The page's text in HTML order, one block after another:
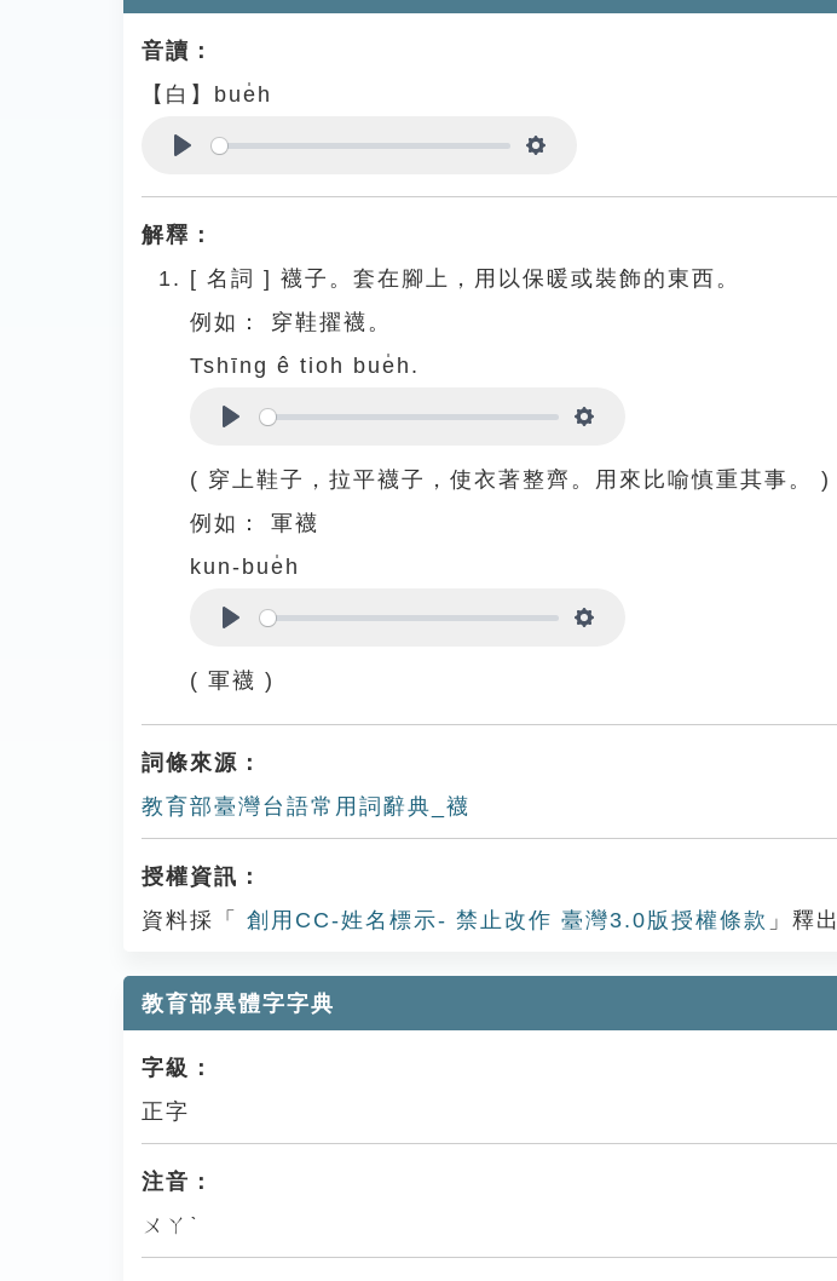
音讀：
【白】bue̍h
解釋：
[ 名詞 ] 襪子。套在腳上，用以保暖或裝飾的東西。
例如：
穿鞋擢襪。
Tshīng ê tioh bue̍h.
( 穿上鞋子，拉平襪子，使衣著整齊。用來比喻慎重其事。 )
例如：
軍襪
kun-bue̍h
( 軍襪 )
詞條來源：
教育部臺灣台語常用詞辭典_襪
授權資訊：
資料採「
創用CC-姓名標示- 禁止改作 臺灣3.0版授權條款 」釋出
教育部異體字字典
字級：
正字
注音：
ㄨㄚˋ